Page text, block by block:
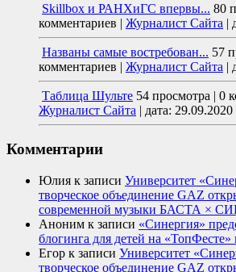
Skillbox и РАНХиГС впервы... 80
комментариев | Журналист Сайта |
Названы самые востребован... 57
комментариев | Журналист Сайта |
Таблица Шульте 54 просмотра | 0
Журналист Сайта | дата: 29.09.2020
Комментарии
Юлия к записи Университет
творческое объединение GAZ
современной музыки БАСТА ×
Аноним к записи «Синергия»
блогинга для детей на
Егор к записи Университет
творческое объединение GAZ